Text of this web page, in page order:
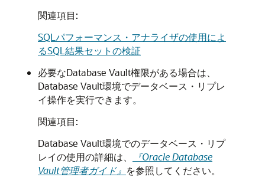
関連項目:
SQLパフォーマンス・アナライザの使用によ
るSQL結果セットの検証
必要なDatabase Vault権限がある場合は、
Database Vault環境でデータベース・リプレ
イ操作を実行できます。
関連項目:
Database Vault環境でのデータベース・リプ
レイの使用の詳細は、
『Oracle Database
Vault管理者ガイド』 を参照してください。